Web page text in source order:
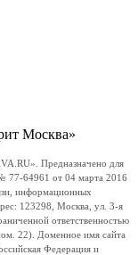
Москва»
Предназначено для
77-64961 от 04 марта 2016
информационных
123298, Москва, ул. 3-я
ответственностью
22). Доменное имя сайта
Федерация и